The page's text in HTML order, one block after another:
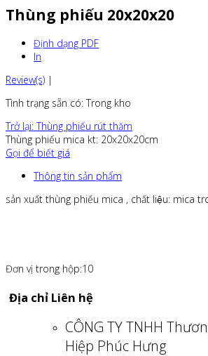
Thùng phiếu 20x20x20
Định dạng PDF
In
Review(s) |
Tình trạng sẵn có: Trong kho
Trở lại: Thùng phiếu rút thăm
Thùng phiếu mica kt: 20x20x20cm
Gọi để biết giá
Thông tin sản phẩm
sản xuất thùng phiếu mica , chất liệu: mica
Đơn vị trong hộp:10
Địa chỉ Liên hệ
CÔNG TY TNHH
Hiệp Phúc Hưng